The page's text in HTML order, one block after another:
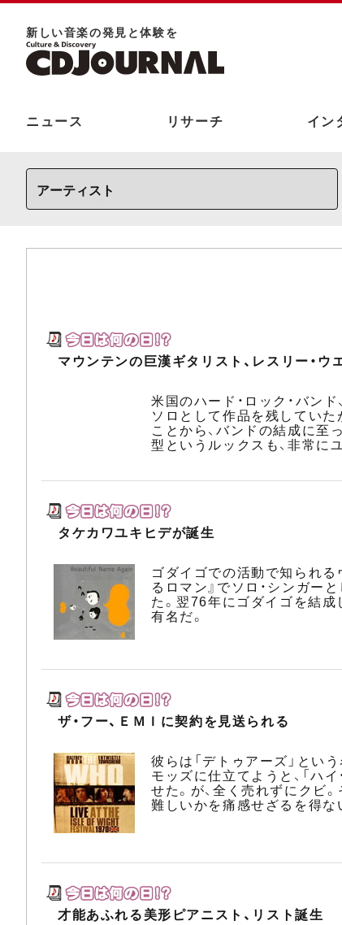
新しい⾳楽の発⾒と体験を
ニュース リサーチ イン
マウンテンの巨漢ギタリスト、レスリー・ウ
米国のハード・ロック・バン
ソロとして作品を残していた
ことから、バンドの結成に
型というルックスも、非常に
タケカワユキヒデが誕生
ゴダイゴでの活動で知られる
るロマン』でソロ・シンガー
た。翌76年にゴダイゴを結成
有名だ。
ザ・フー、ＥＭＩに契約を見送られる
彼らは「デトゥアーズ」とい
モッズに仕立てようと、「ハ
せた。が、全く売れずにクビ
難しいかを痛感せざるを得な
才能あふれる美形ピアニスト、リスト誕生